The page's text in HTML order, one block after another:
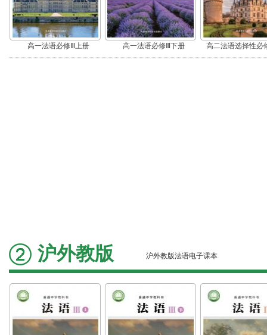
高一法语必修Ⅲ上册 高一法语必修Ⅲ下册 高二法语选择性必
沪外教版 沪外教版法语电子课本